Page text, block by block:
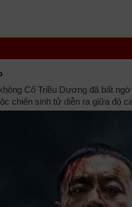
Cố Triều Dương đã bất
chiến sinh tử diễn ra giữa độ